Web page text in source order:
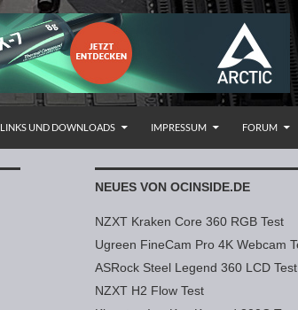
LINKS UND DOWNLOADS IMPRESSUM FORUM
NEUES VON OCINSIDE.DE
NZXT Kraken Core 360 RGB Test
Ugreen FineCam Pro 4K Webcam
ASRock Steel Legend 360 LCD Test
NZXT H2 Flow Test